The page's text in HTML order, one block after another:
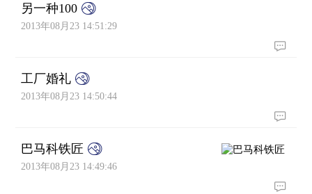
另一种100
2013年08月23 14:51:29
工厂婚礼
2013年08月23 14:50:44
巴马科铁匠
2013年08月23 14:49:46